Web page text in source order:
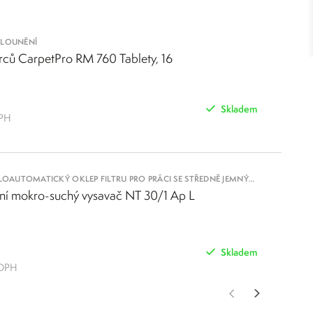
CarpetPro RM 760 Tablety, 16
Skladem
OKLEP FILTRU PRO PRÁCI SE STŘEDNĚ JEMNÝM
mokro-suchý vysavač NT 30/1 Ap L
Skladem